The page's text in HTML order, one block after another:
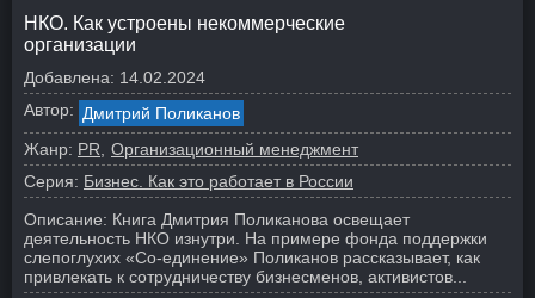
НКО. Как устроены некоммерческие
организации
Добавлена: 14.02.2024
Автор: Дмитрий Поликанов
Жанр: PR
Организационный менеджмент
Серия: Бизнес. Как это работает в России
Описание: Книга Дмитрия Поликанова освещает
деятельность НКО изнутри. На примере фонда поддержки
слепоглухих «Со-единение» Поликанов рассказывает, как
привлекать к сотрудничеству бизнесменов, активистов...